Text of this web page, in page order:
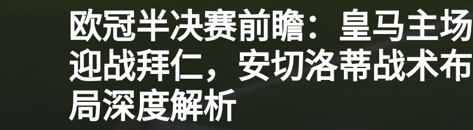
欧冠半决赛前瞻：皇马主场
迎战拜仁，安切洛蒂战术布
局深度解析